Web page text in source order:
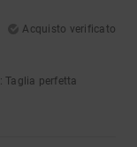
Acquisto verificato
: Taglia perfetta